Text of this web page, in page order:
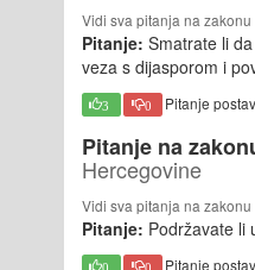
Vidi sva pitanja na zakonu
Pitanje: Smatrate li
veza s dijasporom i
3 0 Pitanje
Pitanje na
Hercegovine
Vidi sva pitanja na zakonu
Pitanje: Podržavate li
0 0 Pitanje